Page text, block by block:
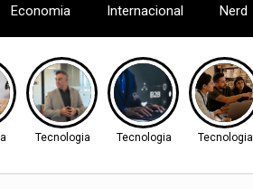
Economia Internacional Nerd
Tecnologia Tecnologia Tecnologia